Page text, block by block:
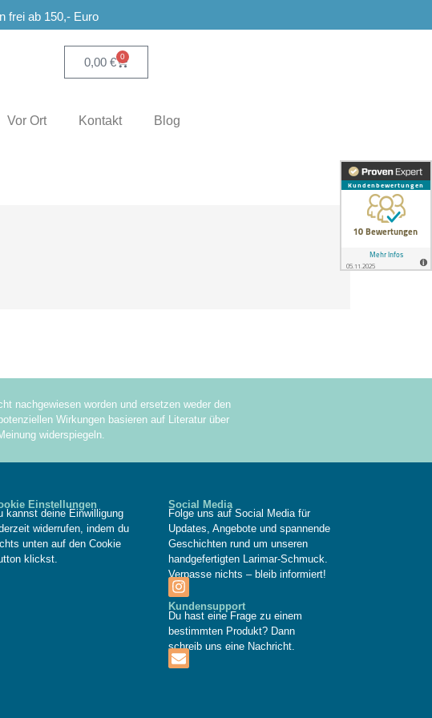
frei ab 150,- Euro
0,00€ 0
Vor Ort Kontakt Blog
nachgewiesen worden und ersetzen weder den
Wirkungen basieren auf Literatur über
widerspiegeln.
Einstellungen
kannst deine Einwilligung
widerrufen, indem du
unten auf den Cookie
klickst.
Social Media
Folge uns auf Social Media für
Updates, Angebote und spannende
Geschichten rund um unseren
handgefertigten Larimar-Schmuck.
Verpasse nichts – bleib informiert!
Kundensupport
Du hast eine Frage zu einem
bestimmten Produkt? Dann
schreib uns eine Nachricht.